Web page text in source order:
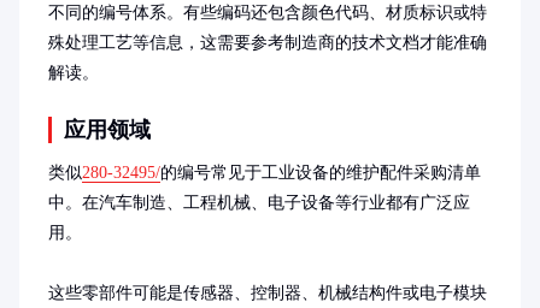
不同的编号体系。有些编码还包含颜色代码、材质标识或特
殊处理工艺等信息，这需要参考制造商的技术文档才能准确
解读。
应用领域
类似280-32495/的编号常见于工业设备的维护配件采购清单
中。在汽车制造、工程机械、电子设备等行业都有广泛应
用。
这些零部件可能是传感器、控制器、机械结构件或电子模块